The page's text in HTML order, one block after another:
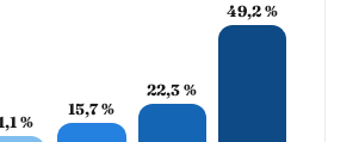
%
15,7 %
22,3 %
49,2 %